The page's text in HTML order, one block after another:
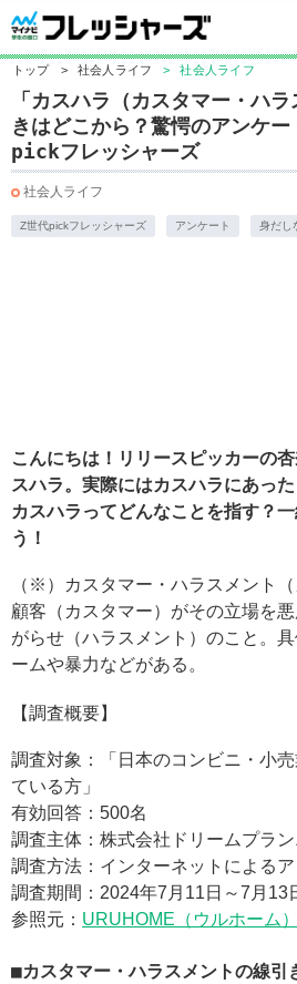
トップ > 社会人ライフ > 社会人ライフ
「カスハラ（カスタマー・ハ
きはどこから？驚愕のアンケ
pickフレッシャーズ
社会人ライフ
Z世代pickフレッシャーズ アンケート 身だし
こんにちは！リリースピッカーの
スハラ。実際にはカスハラにあっ
カスハラってどんなことを指す？
う！
（※）カスタマー・ハラスメント（
顧客（カスタマー）がその立場を
がらせ（ハラスメント）のこと。
ームや暴力などがある。
【調査概要】
調査対象：「日本のコンビニ・小
ている方」
有効回答：500名
調査主体：株式会社ドリームプラ
調査方法：インターネットによる
調査期間：2024年7月11日～7月13
参照元： URUHOME（ウルホーム）
カスタマー・ハラスメントの線引